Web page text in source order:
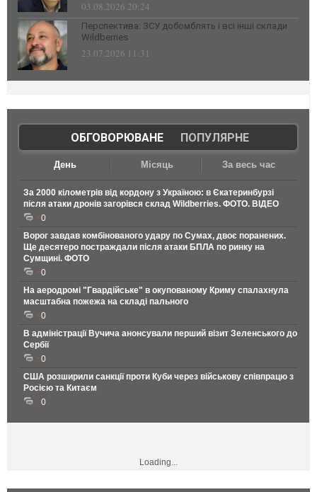
03.08.2026 20:24
Перспектива: ЗСУ добомблять і всі інші склади
Wildberries
23.07.2026 11:31
ОБГОВОРЮВАНЕ| ПОПУЛЯРНЕ
День Місяць За весь час
За 2000 кілометрів від кордону з Україною: в Єкатеринбурзі
після атаки дронів загорівся склад Wildberries. ФОТО. ВІДЕО
0
Ворог завдав комбінованого удару по Сумах, двоє поранених.
Ще десятеро постраждали після атаки БПЛА по ринку на
Сумщині. ФОТО
0
На аеродромі "Гвардійське" в окупованому Криму спалахнула
масштабна пожежа на складі пального
0
В адміністрації Вучича анонсували перший візит Зеленського до
Сербії
0
США розширили санкції проти Куби через військову співпрацю з
Росією та Китаєм
0
Loading...